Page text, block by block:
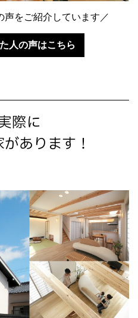
声をご紹介しています／
人の声はこちら
際に
あります！